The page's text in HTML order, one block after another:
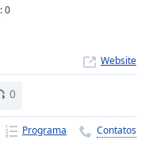
:0
Website
0
Programa Contatos